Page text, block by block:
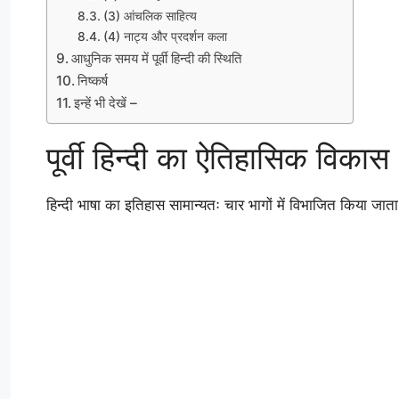
(3) आंचलिक साहित्य
(4) नाट्य और प्रदर्शन कला
आधुनिक समय में पूर्वी हिन्दी की स्थिति
निष्कर्ष
इन्हें भी देखें –
पूर्वी हिन्दी का ऐतिहासिक विकास
हिन्दी भाषा का इतिहास सामान्यतः चार भागों में विभाजित किया